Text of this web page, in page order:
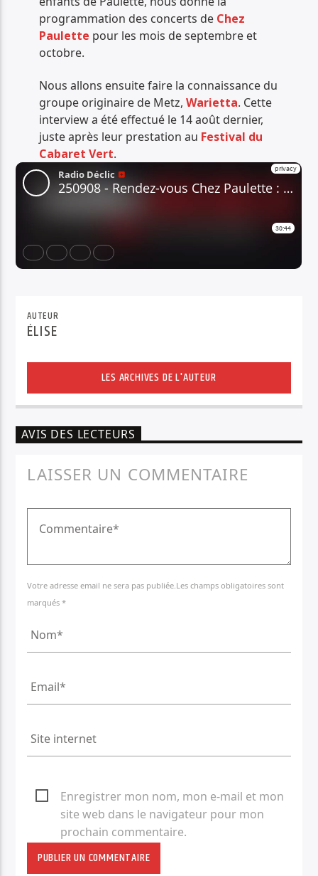
programmation des concerts de Chez
Paulette pour les mois de septembre et
octobre.
Nous allons ensuite faire la connaissance du
groupe originaire de Metz, Warietta. Cette
interview a été effectué le 14 août dernier,
juste après leur prestation au Festival du
Cabaret Vert.
AUTEUR
ÉLISE
LES ARCHIVES DE L'AUTEUR
AVIS DES LECTEURS
LAISSER UN COMMENTAIRE
Votre adresse email ne sera pas publiée.Les champs obligatoires sont
marqués *
Enregistrer mon nom, mon e-mail et mon
site web dans le navigateur pour mon
prochain commentaire.